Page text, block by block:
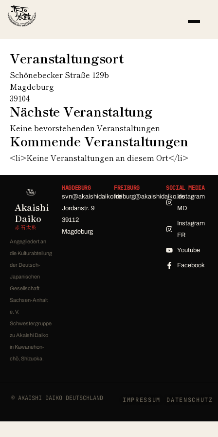
Veranstaltungsort
Schönebecker Straße 129b
Magdeburg
39104
Nächste Veranstaltung
Keine bevorstehenden Veranstaltungen
Kommende Veranstaltungen
<li>Keine Veranstaltungen an diesem Ort</li>
Akaishi
Daiko
赤石太鼓
Angegliedert an
die Kulturabteilung
der Deutsch-
Japanischen
Gesellschaft
Sachsen-Anhalt
e. V.
Schwestergruppe
zu Akaishi Daiko
in Kawanehon-
chō, Shizuoka.
MAGDEBURG
svn@akaishidaiko.de
Jordanstr. 9
39112
Magdeburg
FREIBURG
freiburg@akaishidaiko.de
SOCIAL MEDIA
Instagram
MD
Instagram
FR
Youtube
Facebook
© AKAISHI DAIKO DEUTSCHLAND DATENSCHUTZ
IMPRESSUM